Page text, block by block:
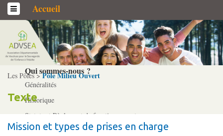
Accueil
L’association
Qui sommes-­nous ?
Généralités
Historique
Statuts et Règlement de fonctionnement
Les Pôles >Pôle Milieu Ouvert
Texte
Mission et types de prises en charge